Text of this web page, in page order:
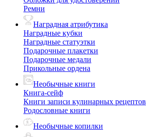
Ремни
Наградная атрибутика
Наградные кубки
Наградные статуэтки
Подарочные плакетки
Подарочные медали
Прикольные ордена
Необычные книги
Книга-сейф
Книги записи кулинарных рецептов
Родословные книги
Необычные копилки